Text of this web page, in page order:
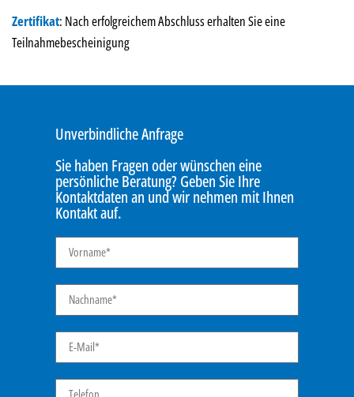
Zertifikat: Nach erfolgreichem Abschluss erhalten Sie eine
Teilnahmebescheinigung
Unverbindliche Anfrage
Sie haben Fragen oder wünschen eine
persönliche Beratung? Geben Sie Ihre
Kontaktdaten an und wir nehmen mit Ihnen
Kontakt auf.